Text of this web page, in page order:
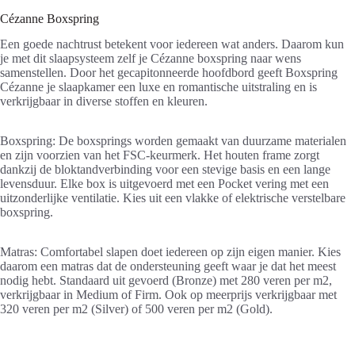
Cézanne Boxspring
Een goede nachtrust betekent voor iedereen wat anders. Daarom kun
je met dit slaapsysteem zelf je Cézanne boxspring naar wens
samenstellen. Door het gecapitonneerde hoofdbord geeft Boxspring
Cézanne je slaapkamer een luxe en romantische uitstraling en is
verkrijgbaar in diverse stoffen en kleuren.
Boxspring: De boxsprings worden gemaakt van duurzame materialen
en zijn voorzien van het FSC-keurmerk. Het houten frame zorgt
dankzij de bloktandverbinding voor een stevige basis en een lange
levensduur. Elke box is uitgevoerd met een Pocket vering met een
uitzonderlijke ventilatie. Kies uit een vlakke of elektrische verstelbare
boxspring.
Matras: Comfortabel slapen doet iedereen op zijn eigen manier. Kies
daarom een matras dat de ondersteuning geeft waar je dat het meest
nodig hebt. Standaard uit gevoerd (Bronze) met 280 veren per m2,
verkrijgbaar in Medium of Firm. Ook op meerprijs verkrijgbaar met
320 veren per m2 (Silver) of 500 veren per m2 (Gold).